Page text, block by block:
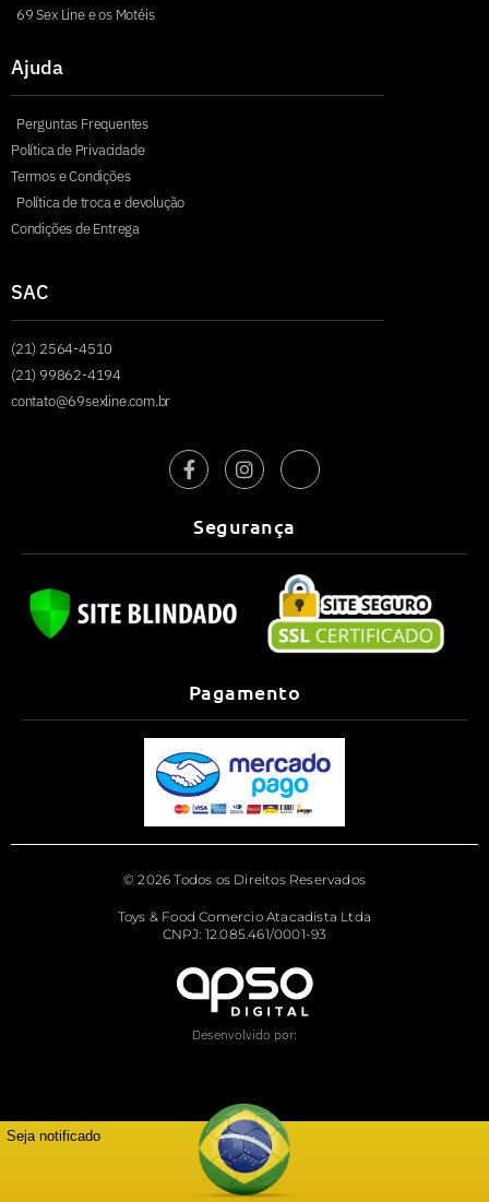
69 Sex Line e os Motéis
Ajuda
Perguntas Frequentes
Política de Privacidade
Termos e Condições
Política de troca e devolução
Condições de Entrega
SAC
(21) 2564-4510
(21) 99862-4194
contato@69sexline.com.br
Segurança
Pagamento
© 2026 Todos os Direitos Reservados
Toys & Food Comercio Atacadista Ltda
CNPJ: 12.085.461/0001-93
Desenvolvido por:
Seja notificado